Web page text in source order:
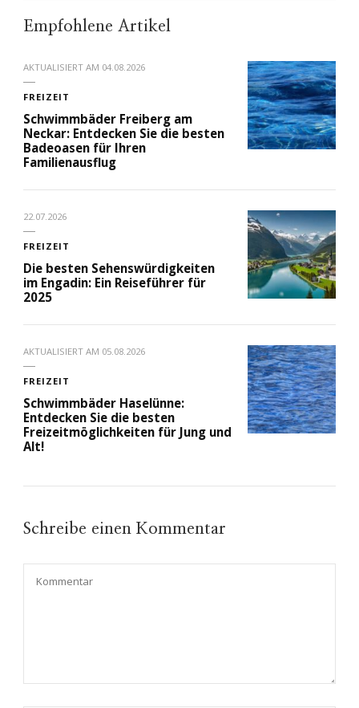
Empfohlene Artikel
AKTUALISIERT AM 04.08.2026
FREIZEIT
Schwimmbäder Freiberg am
Neckar: Entdecken Sie die besten
Badeoasen für Ihren
Familienausflug
22.07.2026
FREIZEIT
Die besten Sehenswürdigkeiten
im Engadin: Ein Reiseführer für
2025
AKTUALISIERT AM 05.08.2026
FREIZEIT
Schwimmbäder Haselünne:
Entdecken Sie die besten
Freizeitmöglichkeiten für Jung und
Alt!
Schreibe einen Kommentar